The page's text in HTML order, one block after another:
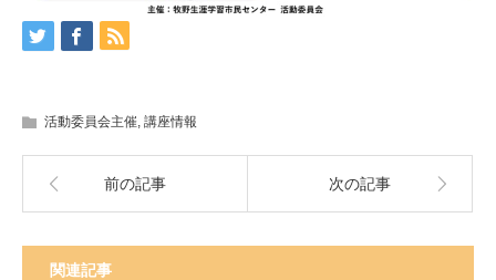
活動委員会主催 講座情報
前の記事 次の記事
関連記事